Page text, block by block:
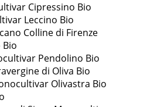
Cipressino Bio
Leccino Bio
Colline di Firenze
Pendolino Bio
di Oliva Bio
Olivastra Bio